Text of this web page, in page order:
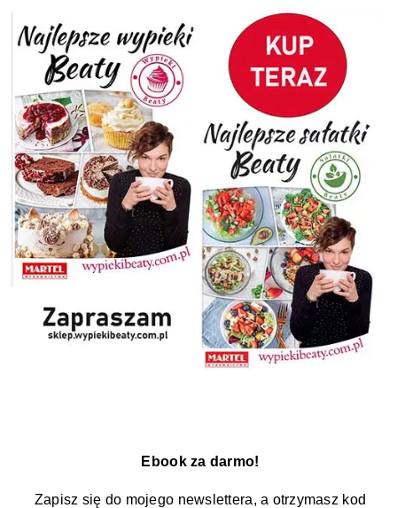
Ebook za darmo!
Zapisz się do mojego newslettera, a otrzymasz kod